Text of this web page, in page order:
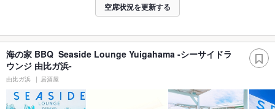
空席状況を更新する
海の家 BBQ Seaside Lounge Yuigahama -シーサイドラ
ウンジ 由比ガ浜-
由比ガ浜 居酒屋